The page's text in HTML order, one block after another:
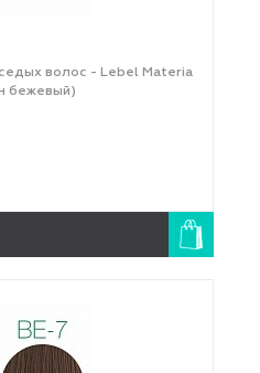
волос - Lebel Materia
бежевый)